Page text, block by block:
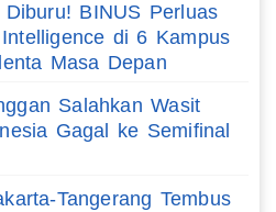
BINUS Perluas
di 6 Kampus
Masa Depan
Salahkan Wasit
Gagal ke Semifinal
Tangerang Tembus